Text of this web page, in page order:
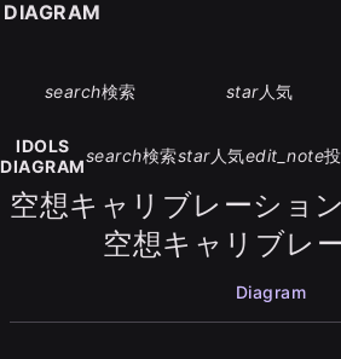
search検索 star人気
IDOLS
DIAGRAM
search検索star人気edit_note
空想キャリブレーション
空想キャリブレ
Diagram